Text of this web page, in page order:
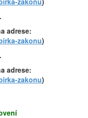
adrese:
zakonu)
adrese:
zakonu)